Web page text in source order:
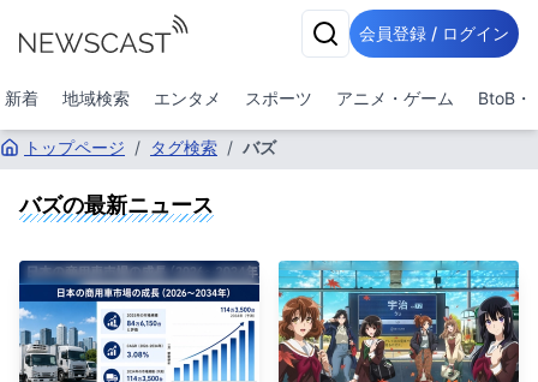
会員登録 / ログイン
新着 地域検索 エンタメ スポーツ アニメ・ゲーム BtoB・
トップページ / タグ検索 / バズ
バズの最新ニュース